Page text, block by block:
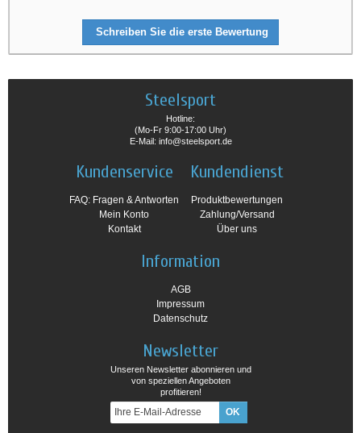
Schreiben Sie die erste Bewertung
Steelsport
Hotline:
(Mo-Fr 9:00-17:00 Uhr)
E-Mail: info@steelsport.de
Kundenservice
FAQ: Fragen & Antworten
Mein Konto
Kontakt
Kundendienst
Produktbewertungen
Zahlung/Versand
Über uns
Information
AGB
Impressum
Datenschutz
Newsletter
Unseren Newsletter abonnieren und
von speziellen Angeboten
profitieren!